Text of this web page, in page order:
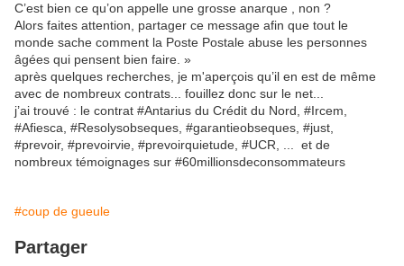
C’est bien ce qu’on appelle une grosse anarque , non ?
Alors faites attention, partager ce message afin que tout le
monde sache comment la Poste Postale abuse les personnes
âgées qui pensent bien faire. »
après quelques recherches, je m'aperçois qu’il en est de même
avec de nombreux contrats... fouillez donc sur le net...
j’ai trouvé : le contrat #Antarius du Crédit du Nord, #Ircem,
#Afiesca, #Resolysobseques, #garantieobseques, #just,
#prevoir, #prevoirvie, #prevoirquietude, #UCR, ... et de
nombreux témoignages sur #60millionsdeconsommateurs
#coup de gueule
Partager